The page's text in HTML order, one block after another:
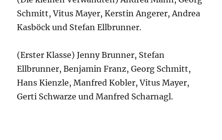
Schmitt, Vitus Mayer, Kerstin Angerer, Andrea
Kasböck und Stefan Ellbrunner.
(Erster Klasse) Jenny Brunner, Stefan
Ellbrunner, Benjamin Franz, Georg Schmitt,
Hans Kienzle, Manfred Kobler, Vitus Mayer,
Gerti Schwarze und Manfred Scharnagl.